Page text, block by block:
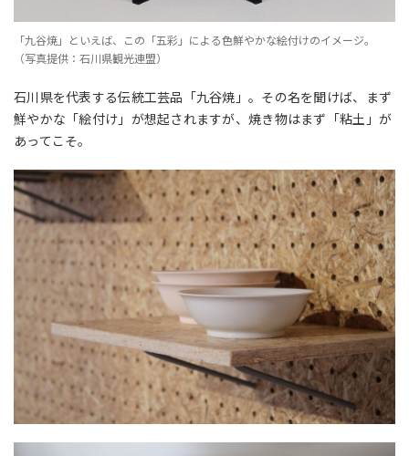
「九谷焼」といえば、この「五彩」による色鮮やかな絵付けのイメージ。
（写真提供：石川県観光連盟）
石川県を代表する伝統工芸品「九谷焼」。その名を聞けば、まず
鮮やかな「絵付け」が想起されますが、焼き物はまず「粘土」が
あってこそ。